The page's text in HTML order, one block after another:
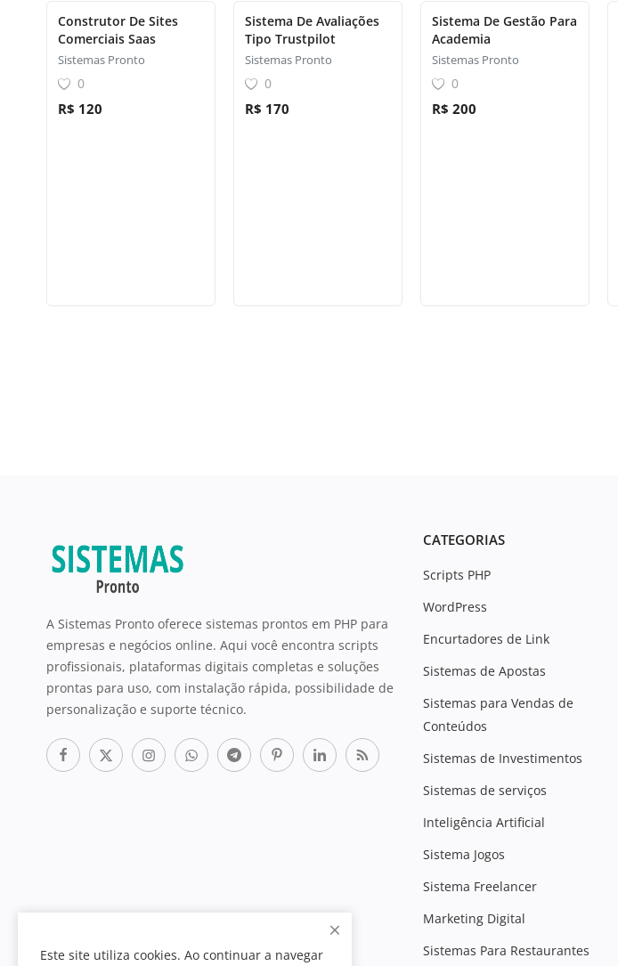
Construtor De Sites
Comerciais Saas
Sistemas Pronto
0
R$ 120
Sistema De Avaliações
Tipo Trustpilot
Sistemas Pronto
0
R$ 170
Sistema De Gestão Para
Academia
Sistemas Pronto
0
R$ 200
A Sistemas Pronto oferece sistemas prontos em PHP para
empresas e negócios online. Aqui você encontra scripts
profissionais, plataformas digitais completas e soluções
prontas para uso, com instalação rápida, possibilidade de
personalização e suporte técnico.
CATEGORIAS
Scripts PHP
WordPress
Encurtadores de Link
Sistemas de Apostas
Sistemas para Vendas de
Conteúdos
Sistemas de Investimentos
Sistemas de serviços
Inteligência Artificial
Sistema Jogos
Sistema Freelancer
Marketing Digital
Sistemas Para Restaurantes
Este site utiliza cookies. Ao continuar a navegar